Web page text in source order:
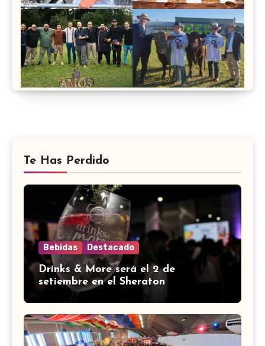
Te Has Perdido
Bebidas Destacado
Drinks & More será el 2 de
setiembre en el Sheraton